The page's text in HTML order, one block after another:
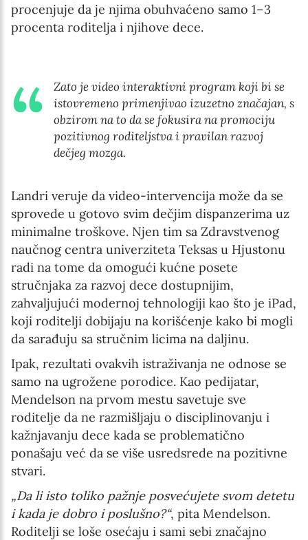
procenjuje da je njima obuhvaćeno samo 1–3
procenta roditelja i njihove dece.
Zato je video interaktivni program koji bi se
istovremeno primenjivao izuzetno značajan, s
obzirom na to da se fokusira na promociju
pozitivnog roditeljstva i pravilan razvoj
dečjeg mozga.
Landri veruje da video-intervencija može da se
sprovede u gotovo svim dečjim dispanzerima uz
minimalne troškove. Njen tim sa Zdravstvenog
naučnog centra univerziteta Teksas u Hjustonu
radi na tome da omogući kućne posete
stručnjaka za razvoj dece dostupnijim,
zahvaljujući modernoj tehnologiji kao što je iPad,
koji roditelji dobijaju na korišćenje kako bi mogli
da sarađuju sa stručnim licima na daljinu.
Ipak, rezultati ovakvih istraživanja ne odnose se
samo na ugrožene porodice. Kao pedijatar,
Mendelson na prvom mestu savetuje sve
roditelje da ne razmišljaju o disciplinovanju i
kažnjavanju dece kada se problematično
ponašaju već da se više usredsrede na pozitivne
stvari.
„Da li isto toliko pažnje posvećujete svom detetu
i kada je dobro i poslušno?“, pita Mendelson.
Roditelji se loše osećaju i sami sebi značajno